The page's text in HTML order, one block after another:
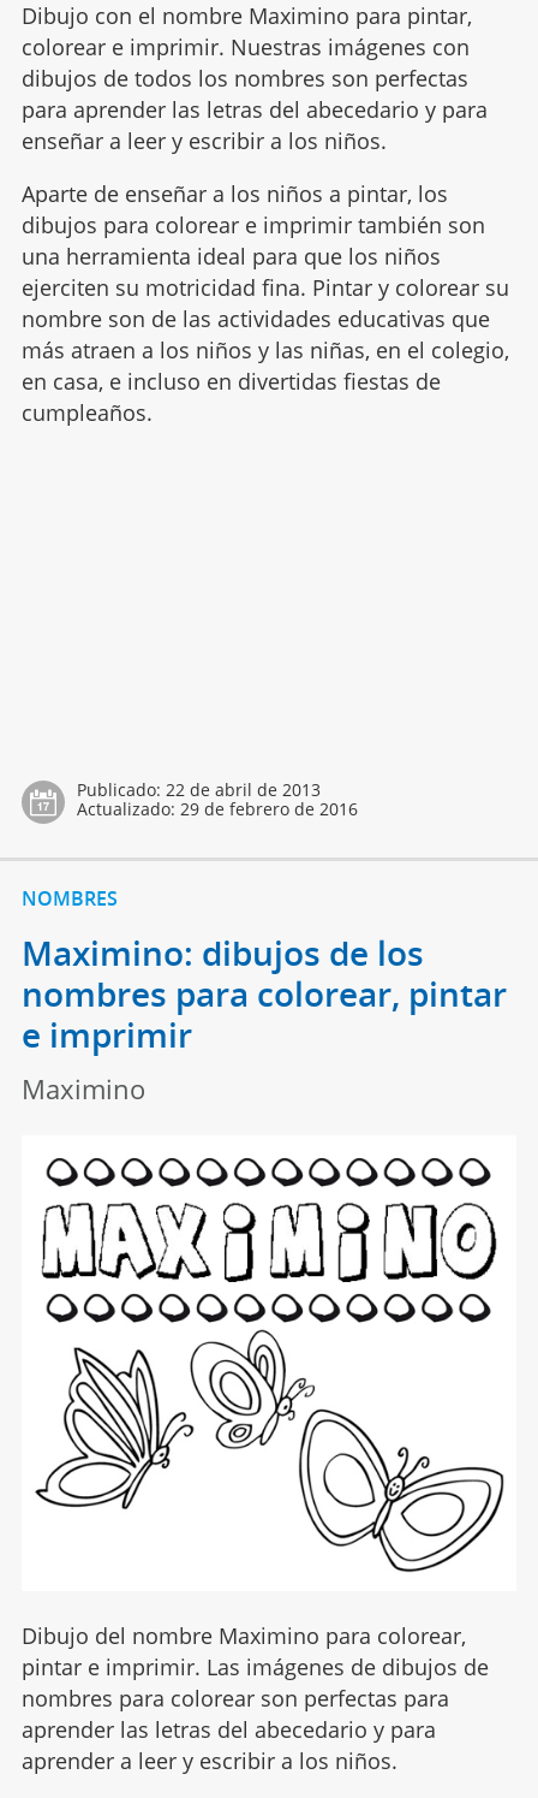
Dibujo con el nombre Maximino para pintar,
colorear e imprimir. Nuestras imágenes con
dibujos de todos los nombres son perfectas
para aprender las letras del abecedario y para
enseñar a leer y escribir a los niños.
Aparte de enseñar a los niños a pintar, los
dibujos para colorear e imprimir también son
una herramienta ideal para que los niños
ejerciten su motricidad fina. Pintar y colorear su
nombre son de las actividades educativas que
más atraen a los niños y las niñas, en el colegio,
en casa, e incluso en divertidas fiestas de
cumpleaños.
Publicado: 22 de abril de 2013
Actualizado: 29 de febrero de 2016
NOMBRES
Maximino: dibujos de los
nombres para colorear, pintar
e imprimir
Maximino
Dibujo del nombre Maximino para colorear,
pintar e imprimir. Las imágenes de dibujos de
nombres para colorear son perfectas para
aprender las letras del abecedario y para
aprender a leer y escribir a los niños.